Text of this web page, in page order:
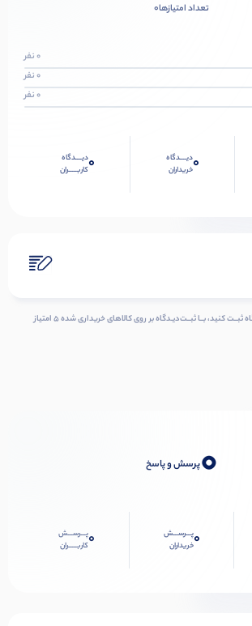
تعداد امتیازها0
0 نفر
0 نفر
0 نفر
0دیــــدگاه
خریداران
0دیــــدگاه
کاربـــــران
شمـا هـم دربـاره ایـن کــالا دیــدگاه ثبــت کنید، بــا ثبــت‌دیـدگاه بر روی کالاهای خریداری شده ۵ امتیاز
0پرسش و پاسخ
0پـــرســـش
خریداران
0پـــرســـش
کاربـــــران